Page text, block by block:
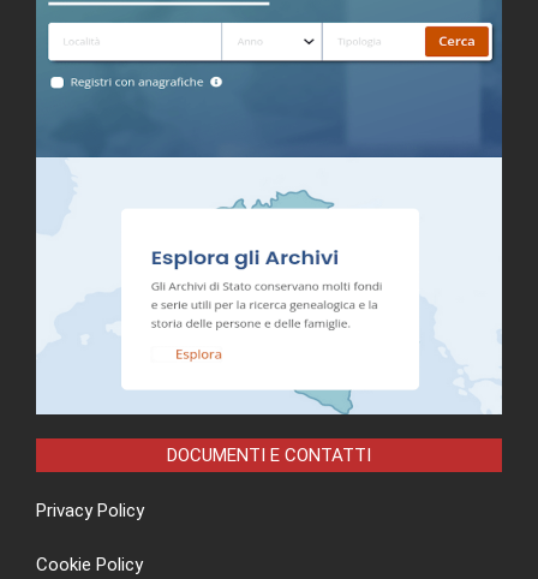
DOCUMENTI E CONTATTI
Privacy Policy
Cookie Policy